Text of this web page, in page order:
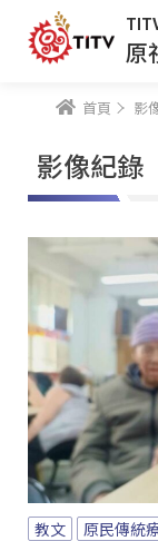
原
首頁 影
影像紀錄
教文 原民傳統